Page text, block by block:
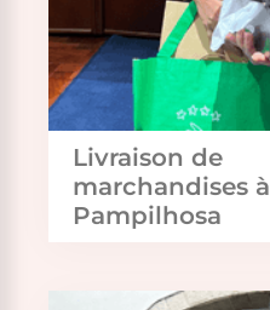
Livraison de
marchandises à
Pampilhosa